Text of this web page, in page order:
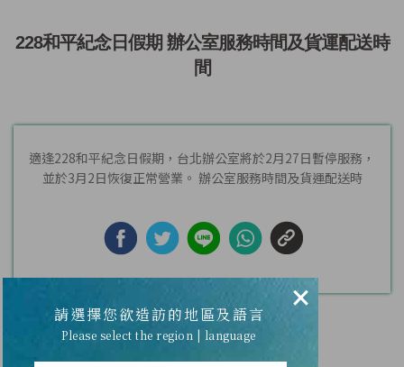
228和平紀念日假期 辦公室服務時間及貨運配送時
間
適逢228和平紀念日假期，台北辦公室將於2月27日暫停服務，
並於3月2日恢復正常營業。 辦公室服務時間及貨運配送時
×
請選擇您欲造訪的地區及語言
Please select the region | language